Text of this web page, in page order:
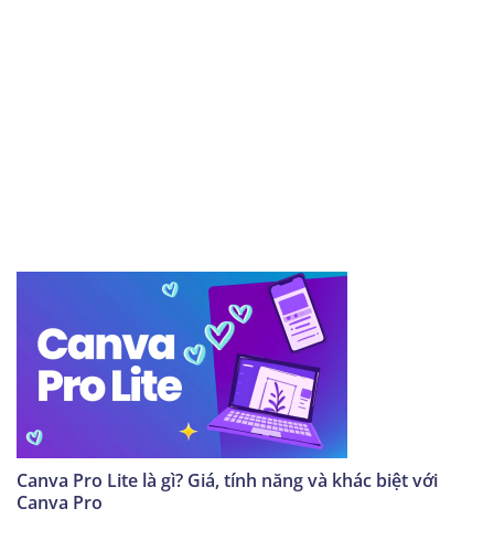
Canva Pro Lite là gì? Giá, tính năng và khác biệt với
Canva Pro